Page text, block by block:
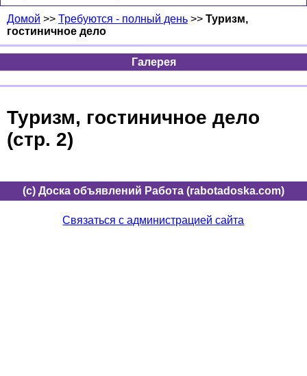
Домой >> Требуются - полный день >> Туризм,
гостиничное дело
Галерея
Туризм, гостиничное дело
(стр. 2)
(c) Доска объявлений Работа (rabotadoska.com)
Связаться с администрацией сайта